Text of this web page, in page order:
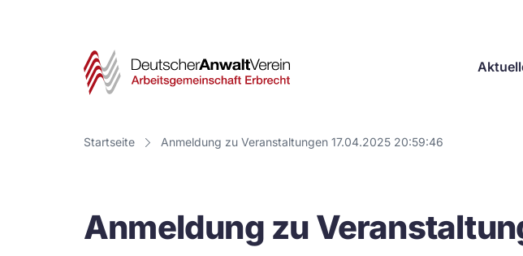
Deutscher
Verein
Startseite Anmeldung zu Veranstaltungen 17.04.2025 20:59:46
Anmeldung zu